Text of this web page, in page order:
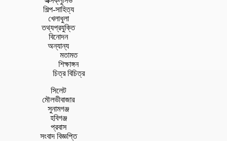
শিল্প-সাহিত্য
খেলাধুলা
তথ্যপ্রযুক্তি
বিনোদন
অন্যান্য
মতামত
শিক্ষাঙ্গন
চিত্র বিচিত্র
সিলেট
মৌলভীবাজার
সুনামগঞ্জ
হবিগঞ্জ
প্রবাস
সংবাদ বিজ্ঞপ্তি